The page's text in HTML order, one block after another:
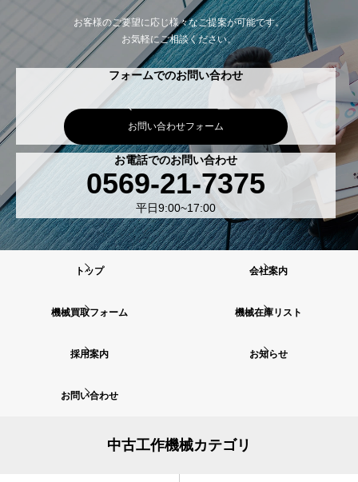
お客様のご要望に応じ様々なご提案が可能です。
お気軽にご相談ください。
フォームでのお問い合わせ
お問い合わせフォーム
お電話でのお問い合わせ
0569-21-7375
平日9:00~17:00
トップ 会社案内
機械買取フォーム 機械在庫リスト
採用案内 お知らせ
お問い合わせ
中古工作機械カテゴリ